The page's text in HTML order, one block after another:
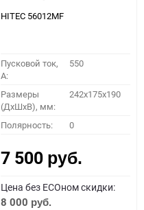
HITEC 56012MF
Пусковой ток,
A:
550
Размеры
(ДхШхВ), мм:
242x175x190
Полярность: 0
7 500 руб.
Цена без ECOном скидки:
8 000 руб.